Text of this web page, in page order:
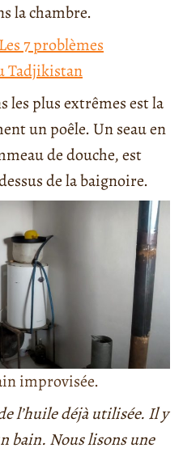
la chambre.
Les 7 problèmes
Tadjikistan
les plus extrêmes est la
un poêle. Un seau en
de douche, est
de la baignoire.
improvisée.
l’huile déjà utilisée. Il y
bain. Nous lisons une